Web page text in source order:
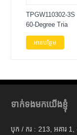
TPGW110302-3S
60-Degree Tria
អានបន្ថែម
ទាក់ទងមកយើងខ្ញុំ
បុក / ករ : 213, អគារ 1,